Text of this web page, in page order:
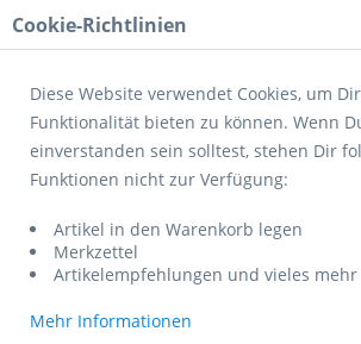
Menü
Übersicht Klapp- und Kompakträder
grey S8
Cookie-Richtlinien
Diese Website verwendet Cookies, um
Funktionalität bieten zu können. Wenn
einverstanden sein solltest, stehen Dir
Funktionen nicht zur Verfügung:
Artikel in den Warenkorb legen
Merkzettel
Artikelempfehlungen und vieles mehr
Mehr Informationen